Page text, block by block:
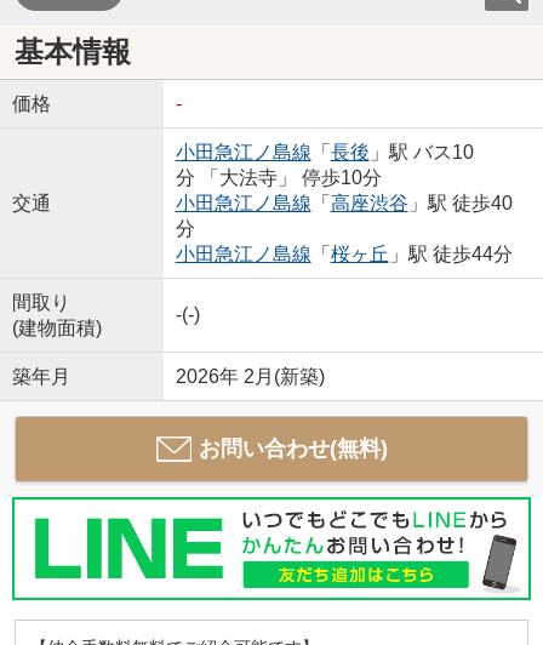
基本情報
価格 -
交通
小田急江ノ島線 「 長後 」駅 バス10
分 「大法寺」 停歩10分
小田急江ノ島線 「 高座渋谷 」駅 徒歩40
分
小田急江ノ島線 「 桜ヶ丘 」駅 徒歩44分
間取り
(建物面積)
-(-)
築年月 2026年 2月(新築)
お問い合わせ(無料)